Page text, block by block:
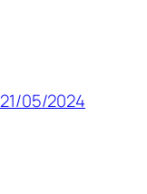
21/05/2024